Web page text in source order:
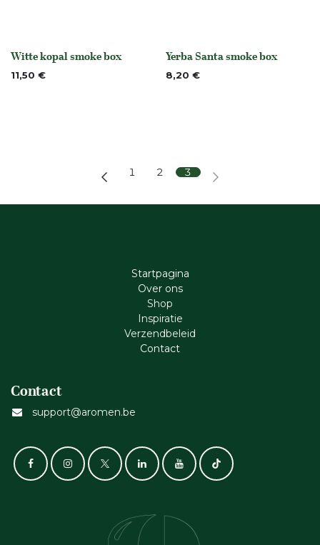
Niet op voorraad
Witte kopal smoke box
11,50 € None
Yerba Santa smoke box
8,20 €
1 2 3
Startpagina
Ove​r​ ons
Shop
Inspiratie
Verzendbeleid
Cont​act
Contact
support@aromen.be